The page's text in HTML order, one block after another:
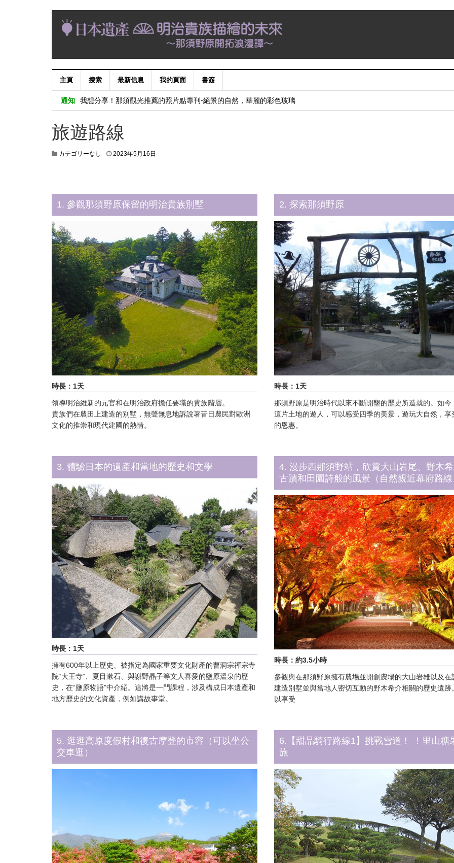
主頁 搜索 最新信息 我的頁面 書簽
通知
賬戶服務切換信息（uID賬戶→我的信息庫）
我想分享！那須觀光推薦的照片點專刊-絕景的自然，華麗的彩色玻璃
讓我們在“四寶八寶YAITA郵票集會”中搜索單張紙的寶藏！
「四宝八宝YAITAスタンプラリー」で矢板の宝探しをしよう！
旅遊路線
カテゴリーなし 2023年5月16日
1. 參觀那須野原保留的明治貴族別墅
時長：1天
領導明治維新的元官和在明治政府擔任要職的貴族階層。
貴族們在農田上建造的別墅，無聲無息地訴說著昔日農民對歐洲
文化的推崇和現代建國的熱情。
2. 探索那須野原
時長：1天
那須野原是明治時代以來不斷開墾的歷史所造就的。如今
這片土地的遊人，可以感受四季的美景，遊玩大自然，享
的恩惠。
3. 體驗日本的遺產和當地的歷史和文學
時長：1天
擁有600年以上歷史、被指定為國家重要文化財產的曹洞宗禪宗寺
院“大王寺”、夏目漱石、與謝野晶子等文人喜愛的鹽原溫泉的歷
史，在“鹽原物語”中介紹。這將是一門課程，涉及構成日本遺產和
地方歷史的文化資產，例如講故事堂。
4. 漫步西那須野站，欣賞大山岩尾、野木
古蹟和田園詩般的風景（自然親近幕府路
時長：約3.5小時
參觀與在那須野原擁有農場並開創農場的大山岩雄以及在
建造別墅並與當地人密切互動的野木希介相關的歷史遺跡
以享受
5. 逛逛高原度假村和復古摩登的市容（可以坐公
交車逛）
6.【甜品騎行路線1】挑戰雪道！ ！里山糖
旅